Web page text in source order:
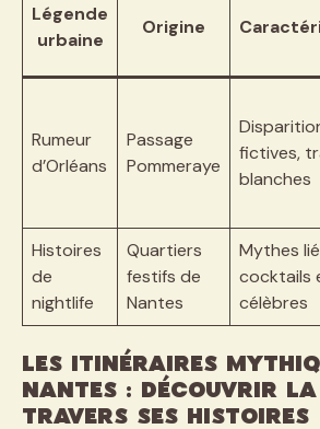
Légende
urbaine
Origine
Rumeur
d’Orléans
Passage
Pommeraye
fictives,
blanches
Histoires
de
nightlife
Quartiers
festifs de
Nantes
Mythes
cocktails
célèbres
Les itinéraires
Nantes : découvrir
travers ses histoires